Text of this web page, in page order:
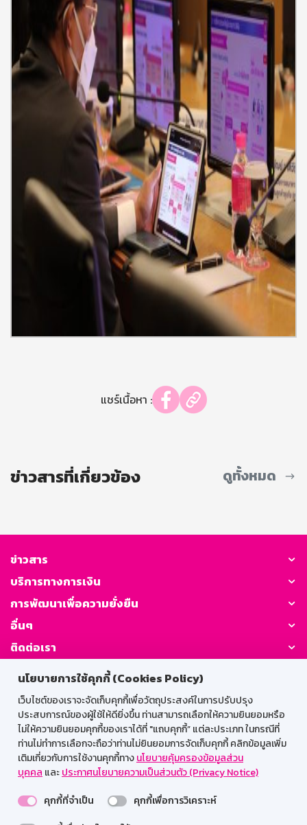
นโยบายการใช้คุกกี้ (Cookies Policy)
เว็บไซต์ของเราจะจัดเก็บคุกกี้เพื่อวัตถุประสงค์ในการปรับปรุง
ประสบการณ์ของผู้ใช้ให้ดียิ่งขึ้น ท่านสามารถเลือกให้ความยินยอมหรือ
ไม่ให้ความยินยอมคุกกี้ของเราได้ที่ "แถบคุกกี้” แต่ละประเภท ในกรณีที่
ท่านไม่ทำการเลือกจะถือว่าท่านไม่ยินยอมการจัดเก็บคุกกี้ คลิกข้อมูลเพิ่ม
เติมเกี่ยวกับการใช้งานคุกกี้ทางนโยบายคุ้มครองข้อมูลส่วน
บุคคล และประกาศนโยบายความเป็นส่วนตัว (Privacy Notice)
คุกกี้ที่จำเป็น
คุกกี้เพื่อการวิเคราะห์
แชร์เนื้อหา :
ข่าวสารที่เกี่ยวข้อง ดูทั้งหมด
ข่าวสาร
บริการทางการเงิน
การพัฒนาเพื่อความยั่งยืน
อื่นๆ
ติดต่อเรา
GSB Society:
สำหรับพนักงาน
Web HR
GSB Wisdom
M-Search
เข้าสู่ระบบเน็ตเมล